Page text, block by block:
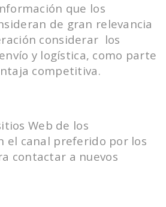
que los
de gran relevancia
considerar los
y logística, como parte
competitiva.
Web de los
el canal preferido por los
contactar a nuevos